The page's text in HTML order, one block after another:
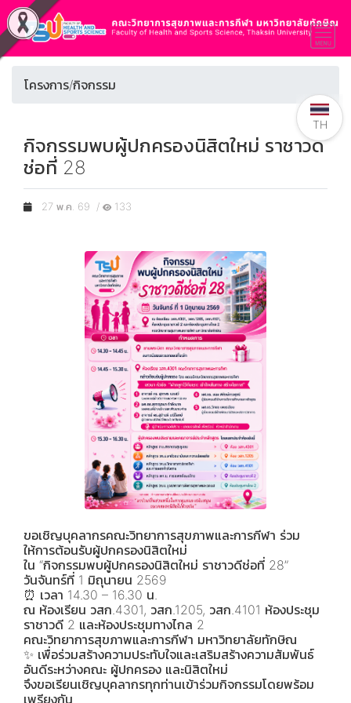
โครงการ/กิจกรรม
กิจกรรมพบผู้ปกครองนิสิตใหม่ ราชาวดี
ช่อที่ 28
27 พ.ค. 69 / 133
ขอเชิญบุคลากรคณะวิทยาการสุขภาพและการกีฬา ร่วม
ให้การต้อนรับผู้ปกครองนิสิตใหม่
ใน “กิจกรรมพบผู้ปกครองนิสิตใหม่ ราชาวดีช่อที่ 28”
วันจันทร์ที่ 1 มิถุนายน 2569
⏰ เวลา 14.30 – 16.30 น.
ณ ห้องเรียน วสก.4301, วสก.1205, วสก.4101 ห้องประชุม
ราชาวดี 2 และห้องประชุมทางไกล 2
คณะวิทยาการสุขภาพและการกีฬา มหาวิทยาลัยทักษิณ
✨ เพื่อร่วมสร้างความประทับใจและเสริมสร้างความสัมพันธ์
อันดีระหว่างคณะ ผู้ปกครอง และนิสิตใหม่
จึงขอเรียนเชิญบุคลากรทุกท่านเข้าร่วมกิจกรรมโดยพร้อม
เพรียงกัน
TH